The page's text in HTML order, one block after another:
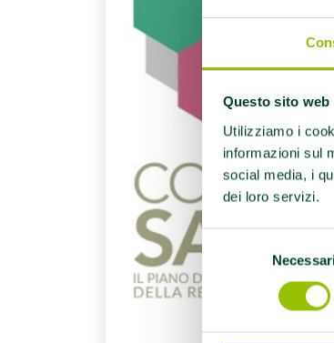
Questo sito
Utilizziamo i
informazioni sul
social media, i
dei loro servizi.
consenso